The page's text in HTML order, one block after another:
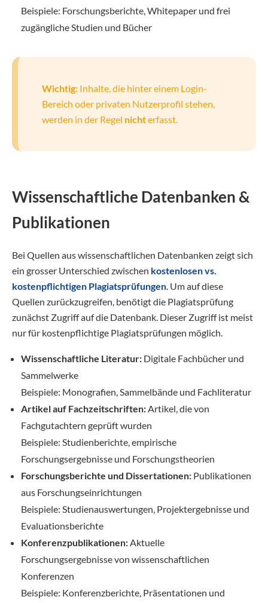
Beispiele: Forschungsberichte, Whitepaper und frei
zugängliche Studien und Bücher
Wichtig: Inhalte, die hinter einem Login-
Bereich oder privaten Nutzerprofil stehen,
werden in der Regel nichterfasst.
Wissenschaftliche Datenbanken &
Publikationen
Bei Quellen aus wissenschaftlichen Datenbanken zeigt sich
ein grosser Unterschied zwischen kostenlosen vs.
kostenpflichtigen Plagiatsprüfungen. Um auf diese
Quellen zurückzugreifen, benötigt die Plagiatsprüfung
zunächst Zugriff auf die Datenbank. Dieser Zugriff ist meist
nur für kostenpflichtige Plagiatsprüfungen möglich.
Wissenschaftliche Literatur: Digitale Fachbücher und
Sammelwerke
Beispiele: Monografien, Sammelbände und Fachliteratur
Artikel auf Fachzeitschriften:Artikel, die von
Fachgutachtern geprüft wurden
Beispiele: Studienberichte, empirische
Forschungsergebnisse und Forschungstheorien
Forschungsberichte und Dissertationen: Publikationen
aus Forschungseinrichtungen
Beispiele: Studienauswertungen, Projektergebnisse und
Evaluationsberichte
Konferenzpublikationen:Aktuelle
Forschungsergebnisse von wissenschaftlichen
Konferenzen
Beispiele: Konferenzberichte, Präsentationen und